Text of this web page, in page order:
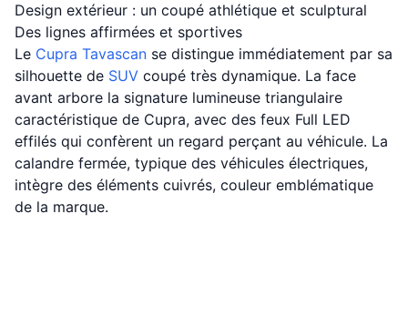
Design extérieur : un coupé athlétique et sculptural
Des lignes affirmées et sportives
Le Cupra Tavascan se distingue immédiatement par sa
silhouette de SUV coupé très dynamique. La face
avant arbore la signature lumineuse triangulaire
caractéristique de Cupra, avec des feux Full LED
effilés qui confèrent un regard perçant au véhicule. La
calandre fermée, typique des véhicules électriques,
intègre des éléments cuivrés, couleur emblématique
de la marque.